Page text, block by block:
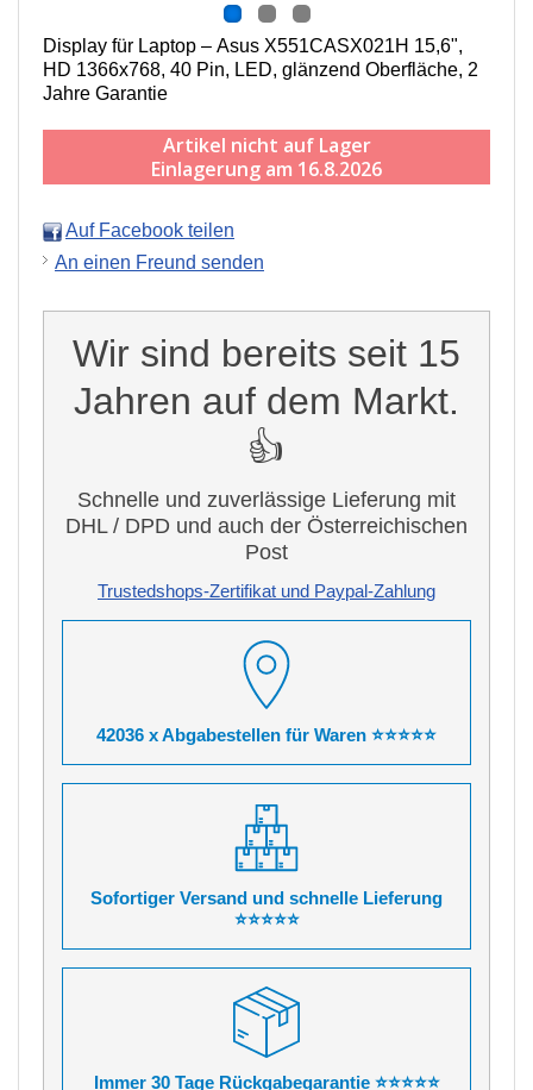
Display für Laptop – Asus X551CASX021H 15,6",
HD 1366x768, 40 Pin, LED, g länzend Oberfläche, 2
Jahre Garantie
Artikel nicht auf Lager
Einlagerung am 16.8.2026
Auf Facebook teilen
An einen Freund senden
Wir sind bereits seit 15
Jahren auf dem Markt.
👍
Schnelle und zuverlässige Lieferung mit
DHL / DPD und auch der Österreichischen
Post
Trustedshops-Zertifikat und Paypal-Zahlung
42036 x Abgabestellen für Waren ⭐⭐⭐⭐⭐
Sofortiger Versand und schnelle Lieferung
⭐⭐⭐⭐⭐
Immer 30 Tage Rückgabegarantie ⭐⭐⭐⭐⭐